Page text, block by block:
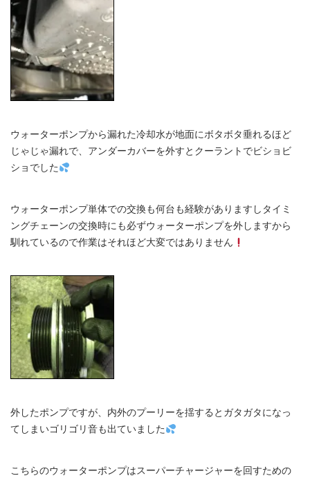
ウォーターポンプから漏れた冷却水が地面にボタボタ垂れるほど
じゃじゃ漏れで、アンダーカバーを外すとクーラントでビショビ
ショでした
ウォーターポンプ単体での交換も何台も経験がありますしタイミ
ングチェーンの交換時にも必ずウォーターポンプを外しますから
馴れているので作業はそれほど大変ではありません
外したポンプですが、内外のプーリーを揺するとガタガタになっ
てしまいゴリゴリ音も出ていました
こちらのウォーターポンプはスーパーチャージャーを回すための